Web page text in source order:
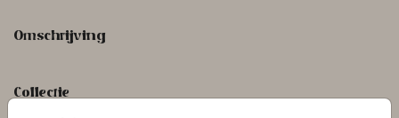
Omschrijving
Collectie